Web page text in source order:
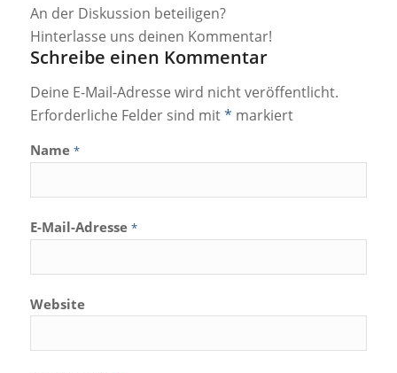
An der Diskussion beteiligen?
Hinterlasse uns deinen Kommentar!
Schreibe einen Kommentar
Deine E-Mail-Adresse wird nicht veröffentlicht.
Erforderliche Felder sind mit* markiert
Name *
E-Mail-Adresse *
Website